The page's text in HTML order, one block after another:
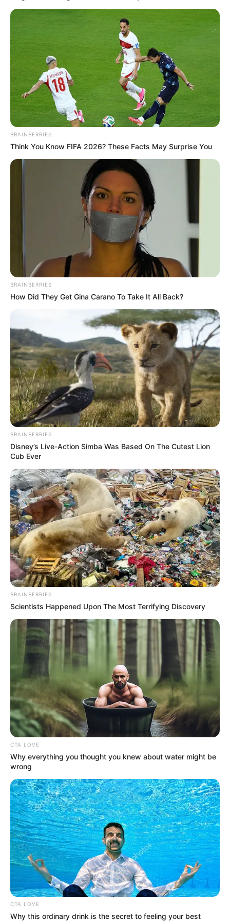
poursuivre avec la même intensité dans la suite
Mariés au premier
regard
Mariés au premier regard est à retrouver tous
les lundis en prime time sur M6.
BRAINBERRIES
Think You Know FIFA 2026? These Facts May Surprise You
BRAINBERRIES
How Did They Get Gina Carano To Take It All Back?
BRAINBERRIES
Disney’s Live-Action Simba Was Based On The Cutest Lion
Cub Ever
BRAINBERRIES
Scientists Happened Upon The Most Terrifying Discovery
CTA LOVE
Why everything you thought you knew about water might be
wrong
CTA LOVE
Why this ordinary drink is the secret to feeling your best